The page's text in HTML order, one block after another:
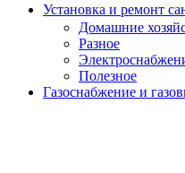
Установка и ремонт
Домашние
Разное
Полезное
Газоснабжение и